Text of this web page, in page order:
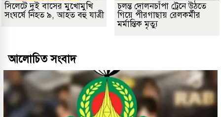
সিলেটে দুই বাসের মুখোমুখি
সংঘর্ষে নিহত ৯, আহত বহু যাত্রী
চলন্ত দোলনচাঁপা ট্রেনে উঠতে
গিয়ে পীরগাছায় রেলকর্মীর
মর্মান্তিক মৃত্যু
আলোচিত সংবাদ